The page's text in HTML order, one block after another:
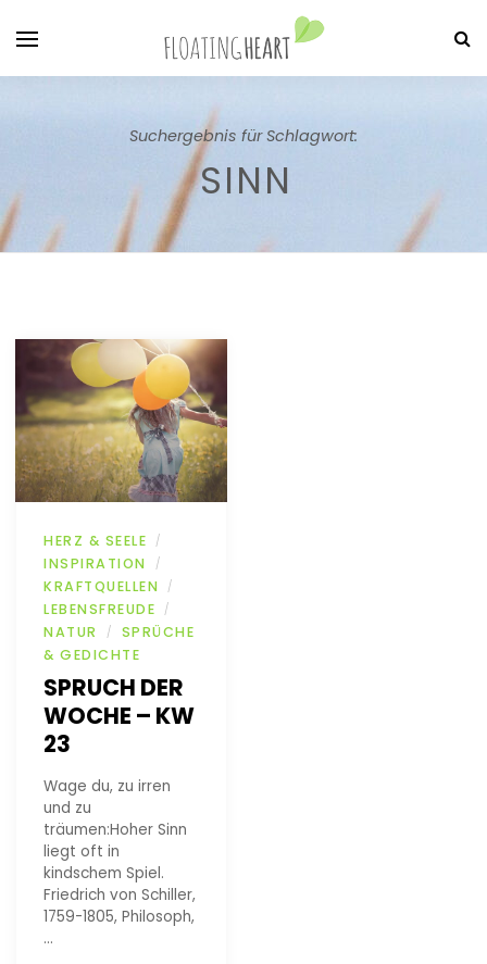
Suchergebnis für Schlagwort:
SINN
HERZ & SEELE /
INSPIRATION /
KRAFTQUELLEN /
LEBENSFREUDE /
NATUR /
SPRÜCHE
& GEDICHTE
SPRUCH DER
WOCHE – KW
23
Wage du, zu irren
und zu
träumen:Hoher Sinn
liegt oft in
kindschem Spiel.
Friedrich von Schiller,
1759-1805, Philosoph,
…